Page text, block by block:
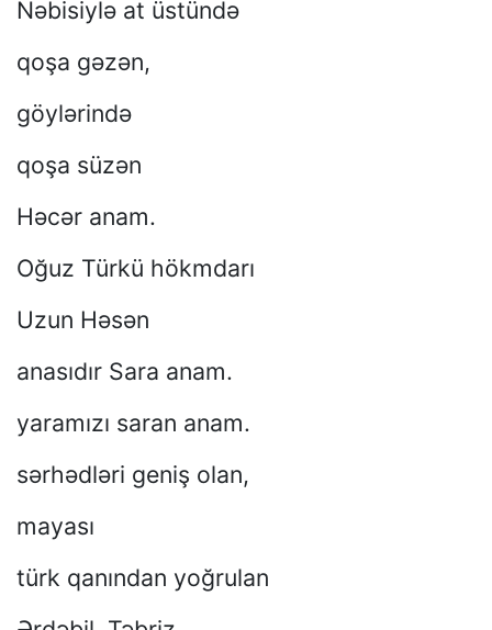
Nəbisiylə at üstündə
qoşa gəzən,
göylərində
qoşa süzən
Həcər anam.
Oğuz Türkü hökmdarı
Uzun Həsən
anasıdır Sara anam.
yaramızı saran anam.
sərhədləri geniş olan,
mayası
türk qanından yoğrulan